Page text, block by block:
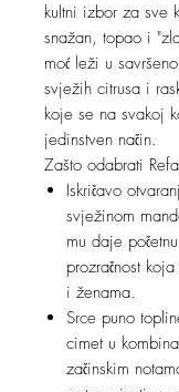
kultni izbor za sve
snažan, topao i
moć leži u
svježih citrusa i
koje se na svakoj
jedinstven način.
Zašto odabrati
Iskričavo
svježinom
mu daje
prozračnost
i ženama.
Srce puno
cimet u
začinskim